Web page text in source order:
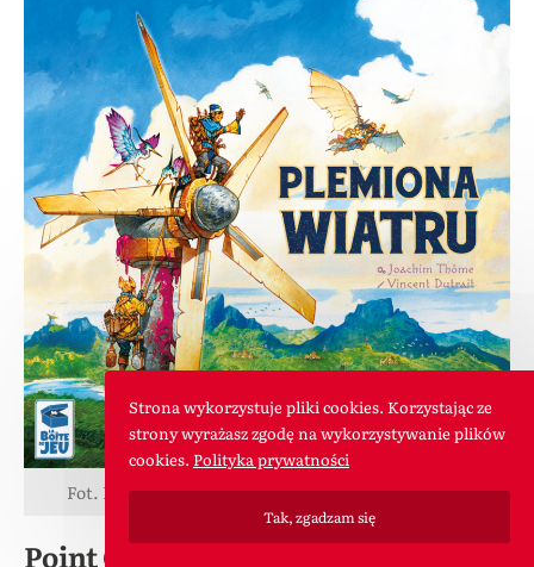
Fot. Lucky Duck Games Polska – Plemiona Wiatru
Point City
Strona wykorzystuje pliki cookies. Korzystając ze
strony wyrażasz zgodę na wykorzystywanie plików
cookies. Polityka prywatności
Tak, zgadzam się